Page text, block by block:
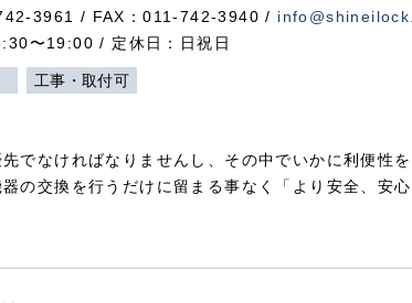
3961 / FAX：011-742-3940 /
〜19:00 / 定休日：日祝日
工事・取付可
でなければなりませんし、その中でいかに利便性
の交換を行うだけに留まる事なく「より安全、安